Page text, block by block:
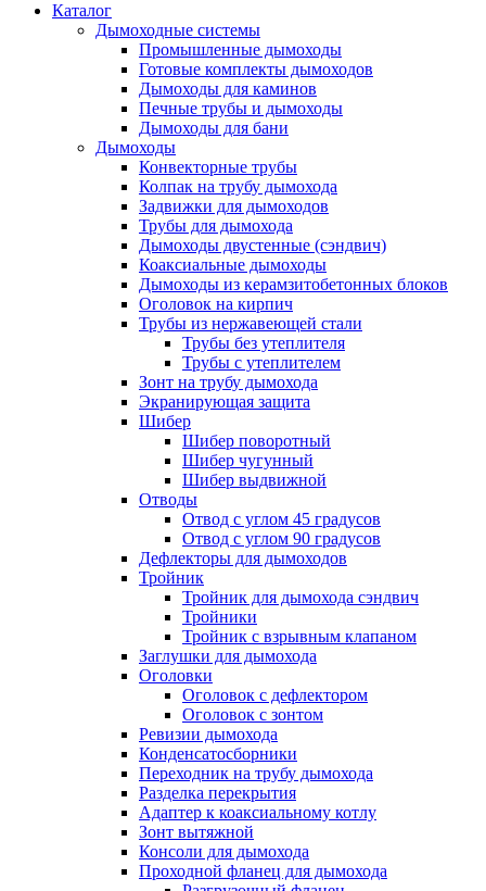
Каталог
Дымоходные системы
Промышленные дымоходы
Готовые комплекты дымоходов
Дымоходы для каминов
Печные трубы и дымоходы
Дымоходы для бани
Дымоходы
Конвекторные трубы
Колпак на трубу дымохода
Задвижки для дымоходов
Трубы для дымохода
Дымоходы двустенные (сэндвич)
Коаксиальные дымоходы
Дымоходы из керамзитобетонных блоков
Оголовок на кирпич
Трубы из нержавеющей стали
Трубы без утеплителя
Трубы с утеплителем
Зонт на трубу дымохода
Экранирующая защита
Шибер
Шибер поворотный
Шибер чугунный
Шибер выдвижной
Отводы
Отвод с углом 45 градусов
Отвод с углом 90 градусов
Дефлекторы для дымоходов
Тройник
Тройник для дымохода сэндвич
Тройники
Тройник с взрывным клапаном
Заглушки для дымохода
Оголовки
Оголовок с дефлектором
Оголовок с зонтом
Ревизии дымохода
Конденсатосборники
Переходник на трубу дымохода
Разделка перекрытия
Адаптер к коаксиальному котлу
Зонт вытяжной
Консоли для дымохода
Проходной фланец для дымохода